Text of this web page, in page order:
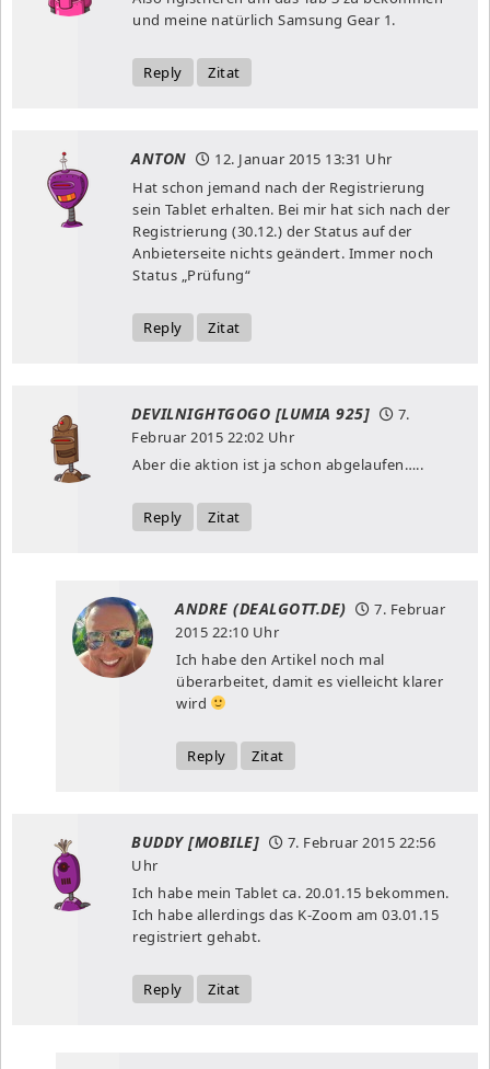
und meine natürlich Samsung Gear 1.
Reply Zitat
ANTON 12. Januar 2015 13:31 Uhr
Hat schon jemand nach der Registrierung
sein Tablet erhalten. Bei mir hat sich nach der
Registrierung (30.12.) der Status auf der
Anbieterseite nichts geändert. Immer noch
Status „Prüfung“
Reply Zitat
DEVILNIGHTGOGO [LUMIA 925]
7.
Februar 2015 22:02 Uhr
Aber die aktion ist ja schon abgelaufen…..
Reply Zitat
ANDRE (DEALGOTT.DE)
7. Februar
2015 22:10 Uhr
Ich habe den Artikel noch mal
überarbeitet, damit es vielleicht klarer
wird
Reply Zitat
BUDDY [MOBILE] 7. Februar 2015 22:56
Uhr
Ich habe mein Tablet ca. 20.01.15 bekommen.
Ich habe allerdings das K-Zoom am 03.01.15
registriert gehabt.
Reply Zitat